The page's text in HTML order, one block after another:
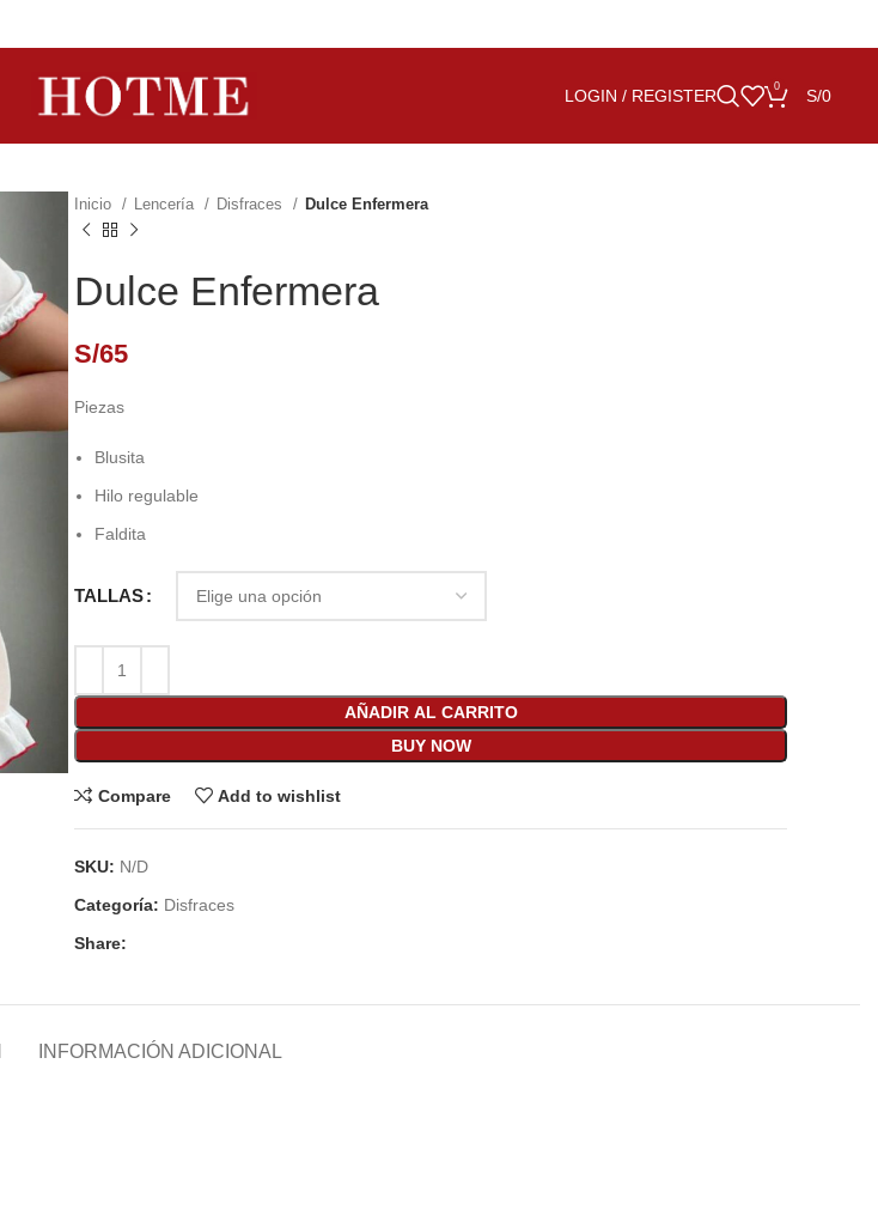
LOGIN / REGISTER 0 S/0
Inicio Lencería Disfraces Dulce Enfermera
Dulce Enfermera
S/65
Piezas
Blusita
Hilo regulable
Faldita
TALLAS
AÑADIR AL CARRITO
BUY NOW
Compare Add to wishlist
SKU: N/D
Categoría: Disfraces
Share:
INFORMACIÓN ADICIONAL